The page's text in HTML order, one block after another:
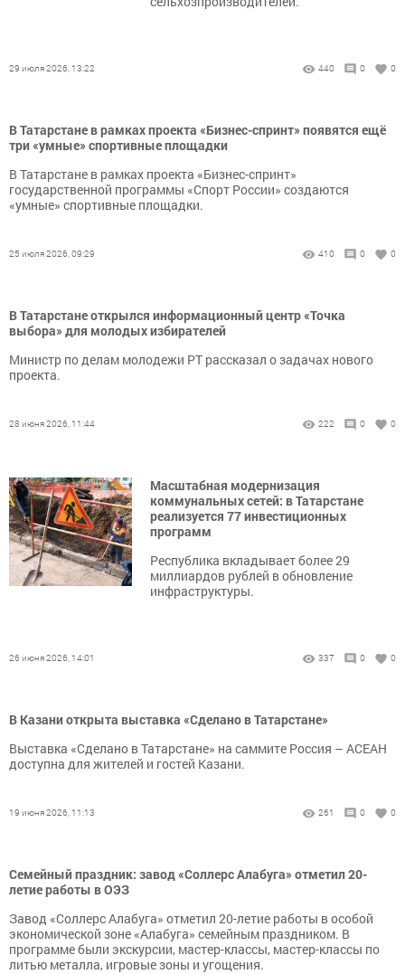
29 июля 2026, 13:22 440 0 0
В Татарстане в рамках проекта «Бизнес-спринт» появятся ещё
три «умные» спортивные площадки
В Татарстане в рамках проекта «Бизнес-спринт»
государственной программы «Спорт России» создаются
«умные» спортивные площадки.
25 июля 2026, 09:29 410 0 0
В Татарстане открылся информационный центр «Точка
выбора» для молодых избирателей
Министр по делам молодежи РТ рассказал о задачах нового
проекта.
28 июня 2026, 11:44 222 0 0
Масштабная модернизация
коммунальных сетей: в Татарстане
реализуется 77 инвестиционных
программ
Республика вкладывает более 29
миллиардов рублей в обновление
инфраструктуры.
26 июня 2026, 14:01 337 0 0
В Казани открыта выставка «Сделано в Татарстане»
Выставка «Сделано в Татарстане» на саммите Россия – АСЕАН
доступна для жителей и гостей Казани.
19 июня 2026, 11:13 261 0 0
Семейный праздник: завод «Соллерс Алабуга» отметил 20-
летие работы в ОЭЗ
Завод «Соллерс Алабуга» отметил 20-летие работы в особой
экономической зоне «Алабуга» семейным праздником. В
программе были экскурсии, мастер-классы, мастер-классы по
литью металла, игровые зоны и угощения.